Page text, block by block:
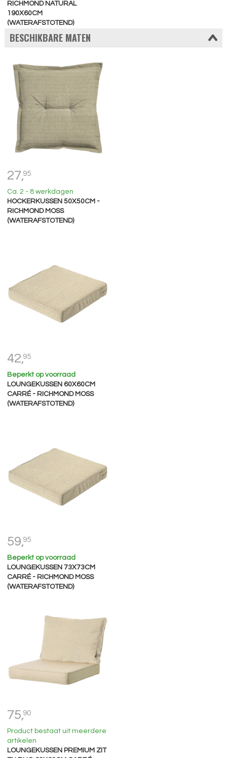
RICHMOND NATURAL
190X60CM
(WATERAFSTOTEND)
BESCHIKBARE MATEN
27,95
Ca. 2 - 8 werkdagen
HOCKERKUSSEN 50X50CM -
RICHMOND MOSS
(WATERAFSTOTEND)
42,95
Beperkt op voorraad
LOUNGEKUSSEN 60X60CM
CARRÉ - RICHMOND MOSS
(WATERAFSTOTEND)
59,95
Beperkt op voorraad
LOUNGEKUSSEN 73X73CM
CARRÉ - RICHMOND MOSS
(WATERAFSTOTEND)
75,90
Product bestaat uit meerdere
artikelen
LOUNGEKUSSEN PREMIUM ZIT